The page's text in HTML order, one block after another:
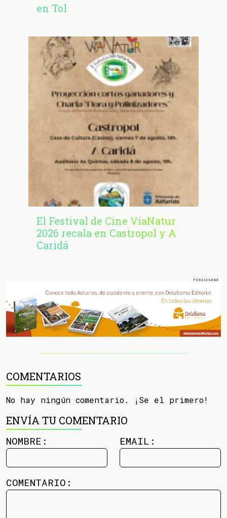
en Tol
El Festival de Cine VíaNatur
2026 recala en Castropol y A
Caridá
COMENTARIOS
No hay ningún comentario. ¡Se el primero!
ENVÍA TU COMENTARIO
NOMBRE: EMAIL:
COMENTARIO: